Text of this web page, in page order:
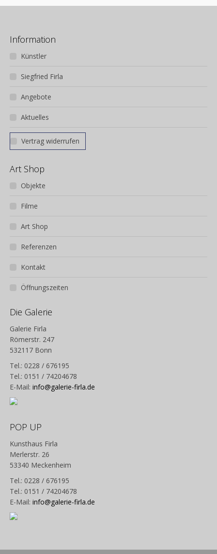
gewählt
Varianten
Information
Künstler
Siegfried Firla
Angebote
Aktuelles
Vertrag widerrufen
Art Shop
Objekte
Filme
Art Shop
Referenzen
Kontakt
Öffnungszeiten
Die Galerie
Galerie Firla
Römerstr. 247
532117 Bonn
Tel.: 0228 / 676195
Tel.: 0151 / 74204678
E-Mail: info@galerie-firla.de
POP UP
Kunsthaus Firla
Merlerstr. 26
53340 Meckenheim
Tel.: 0228 / 676195
Tel.: 0151 / 74204678
E-Mail: info@galerie-firla.de